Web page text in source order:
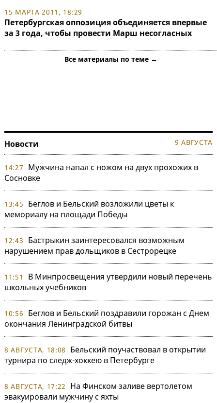
15 МАРТА 2011, 18:29
Петербургская оппозиция объединяется впервые
за 3 года, чтобы провести Марш несогласных
Все материалы по теме →
Новости 9 АВГУСТА
14:27
Мужчина напал с ножом на двух прохожих в
Сосновке
13:45
Беглов и Бельский возложили цветы к
мемориалу на площади Победы
12:43
Бастрыкин заинтересовался возможным
нарушением прав дольщиков в Сестрорецке
11:51
В Минпросвещения утвердили новый перечень
школьных учебников
10:56
Беглов и Бельский поздравили горожан с Днем
окончания Ленинградской битвы
8 АВГУСТА, 18:08
Бельский поучаствовал в открытии
турнира по следж-хоккею в Петербурге
8 АВГУСТА, 17:22
На Финском заливе вертолетом
эвакуировали мужчину с яхты